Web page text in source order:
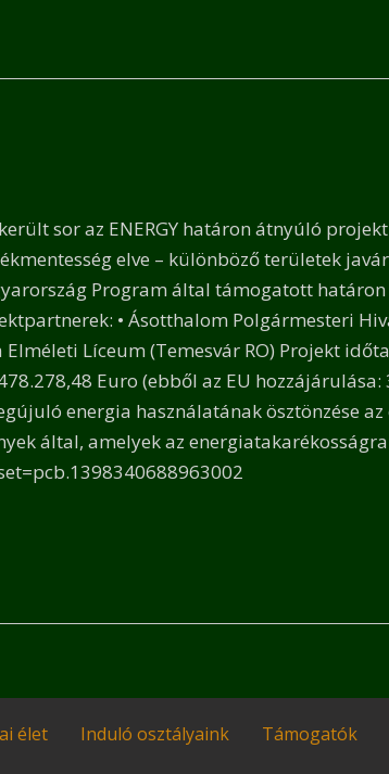
sor az ENERGY határon átnyúló projekt
elve – különböző területek
Program által támogatott
• Ásotthalom Polgármesteri
Elméleti Líceum (Temesvár RO) Projekt
Euro (ebből az EU
energia használatának ösztönzése
által, amelyek az
élet Induló osztályaink Támogatók